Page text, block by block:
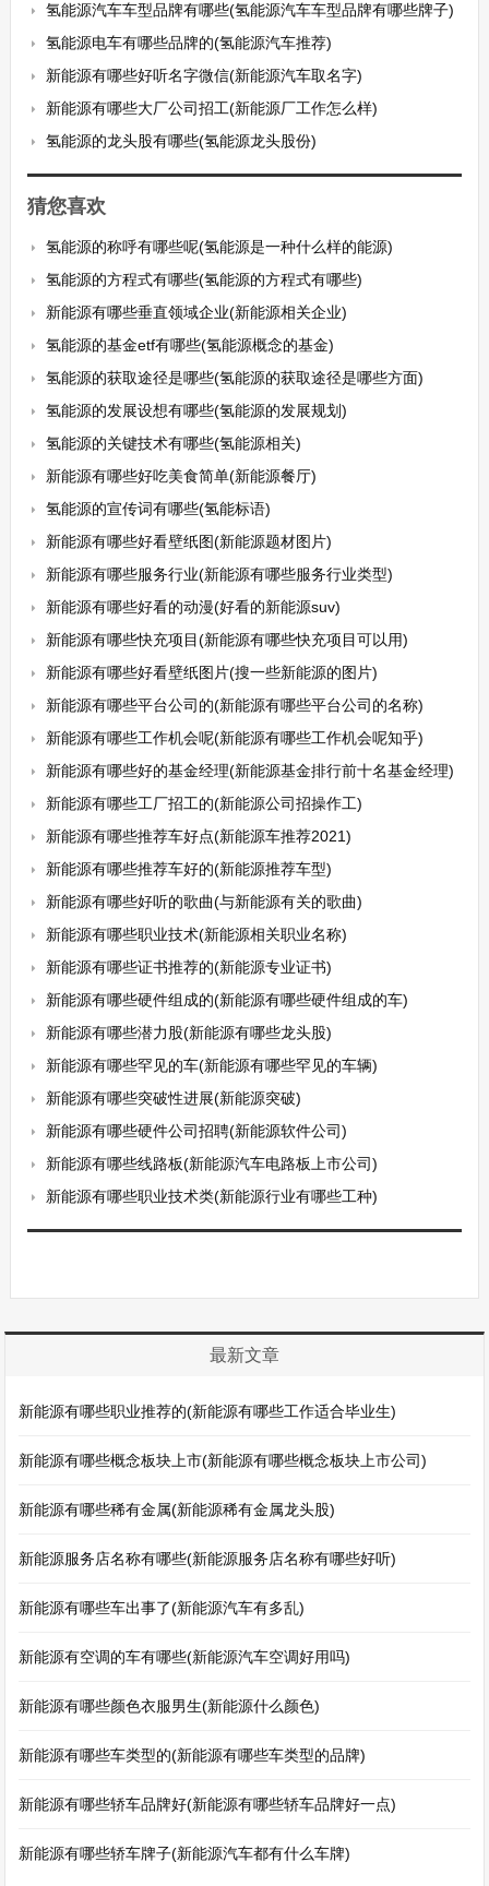
氢能源汽车车型品牌有哪些(氢能源汽车车型品牌有哪些牌子)
氢能源电车有哪些品牌的(氢能源汽车推荐)
新能源有哪些好听名字微信(新能源汽车取名字)
新能源有哪些大厂公司招工(新能源厂工作怎么样)
氢能源的龙头股有哪些(氢能源龙头股份)
猜您喜欢
氢能源的称呼有哪些呢(氢能源是一种什么样的能源)
氢能源的方程式有哪些(氢能源的方程式有哪些)
新能源有哪些垂直领域企业(新能源相关企业)
氢能源的基金etf有哪些(氢能源概念的基金)
氢能源的获取途径是哪些(氢能源的获取途径是哪些方面)
氢能源的发展设想有哪些(氢能源的发展规划)
氢能源的关键技术有哪些(氢能源相关)
新能源有哪些好吃美食简单(新能源餐厅)
氢能源的宣传词有哪些(氢能标语)
新能源有哪些好看壁纸图(新能源题材图片)
新能源有哪些服务行业(新能源有哪些服务行业类型)
新能源有哪些好看的动漫(好看的新能源suv)
新能源有哪些快充项目(新能源有哪些快充项目可以用)
新能源有哪些好看壁纸图片(搜一些新能源的图片)
新能源有哪些平台公司的(新能源有哪些平台公司的名称)
新能源有哪些工作机会呢(新能源有哪些工作机会呢知乎)
新能源有哪些好的基金经理(新能源基金排行前十名基金经理)
新能源有哪些工厂招工的(新能源公司招操作工)
新能源有哪些推荐车好点(新能源车推荐2021)
新能源有哪些推荐车好的(新能源推荐车型)
新能源有哪些好听的歌曲(与新能源有关的歌曲)
新能源有哪些职业技术(新能源相关职业名称)
新能源有哪些证书推荐的(新能源专业证书)
新能源有哪些硬件组成的(新能源有哪些硬件组成的车)
新能源有哪些潜力股(新能源有哪些龙头股)
新能源有哪些罕见的车(新能源有哪些罕见的车辆)
新能源有哪些突破性进展(新能源突破)
新能源有哪些硬件公司招聘(新能源软件公司)
新能源有哪些线路板(新能源汽车电路板上市公司)
新能源有哪些职业技术类(新能源行业有哪些工种)
最新文章
新能源有哪些职业推荐的(新能源有哪些工作适合毕业生)
新能源有哪些概念板块上市(新能源有哪些概念板块上市公司)
新能源有哪些稀有金属(新能源稀有金属龙头股)
新能源服务店名称有哪些(新能源服务店名称有哪些好听)
新能源有哪些车出事了(新能源汽车有多乱)
新能源有空调的车有哪些(新能源汽车空调好用吗)
新能源有哪些颜色衣服男生(新能源什么颜色)
新能源有哪些车类型的(新能源有哪些车类型的品牌)
新能源有哪些轿车品牌好(新能源有哪些轿车品牌好一点)
新能源有哪些轿车牌子(新能源汽车都有什么车牌)